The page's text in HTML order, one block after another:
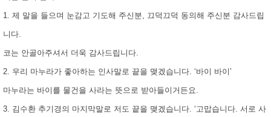
1. 제 말을 들으며 눈감고 기도해 주신분, 끄덕끄덕 동의해 주신분 감사드립
니다.
코는 안골아주셔서 더욱 감사드립니다.
2. 우리 마누라가 좋아하는 인사말로 끝을 맺겠습니다. ‘바이 바이’
마누라는 바이를 물건을 사라는 뜻으로 받아들이거든요.
3. 김수환 추기경의 마지막말로 저도 끝을 맺겠습니다. ‘고맙습니다. 서로 사